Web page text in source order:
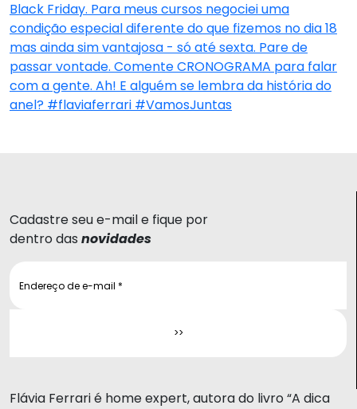
Cadastre seu e-mail e fique por
dentro das novidades
Flávia Ferrari é home expert, autora do livro “A dica